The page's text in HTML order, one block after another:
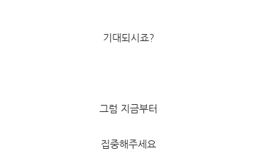
기대되시죠?
그럼 지금부터
집중해주세요